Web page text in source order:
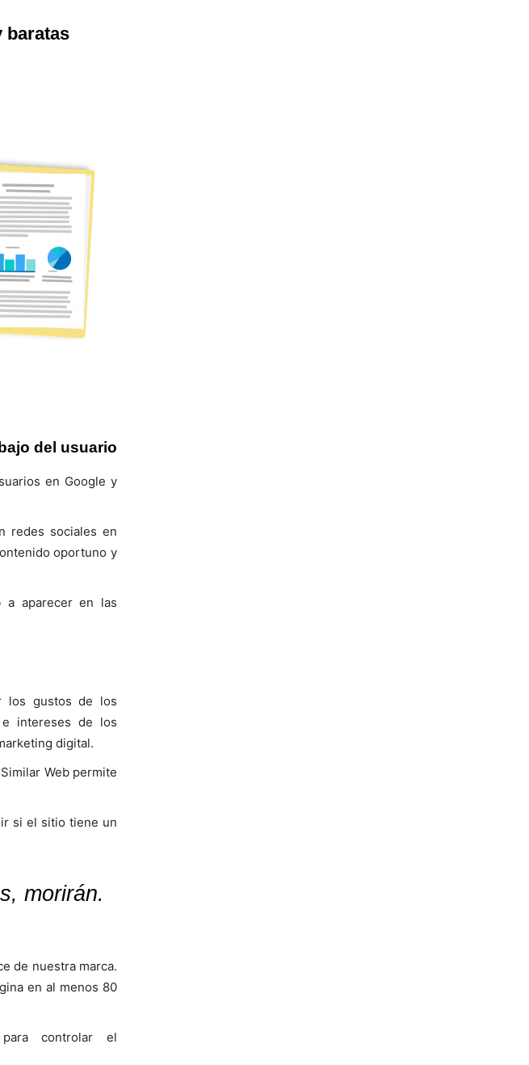
baratas
del usuario
en Google y
redes sociales en
oportuno y
a aparecer en las
los gustos de los
intereses de los
digital.
Web permite
si el sitio tiene un
morirán.
de nuestra marca.
en al menos 80
controlar el